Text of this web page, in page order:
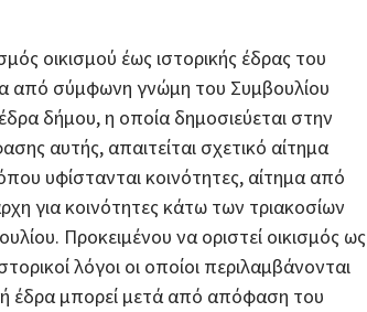
οικισμού έως ιστορικής έδρας του
από σύμφωνη γνώμη του Συμβουλίου
δήμου, η οποία δημοσιεύεται στην
αυτής, απαιτείται σχετικό αίτημα
υφίστανται κοινότητες, αίτημα από
για κοινότητες κάτω των τριακοσίων
Προκειμένου να οριστεί οικισμός ως
λόγοι οι οποίοι περιλαμβάνονται
έδρα μπορεί μετά από απόφαση του